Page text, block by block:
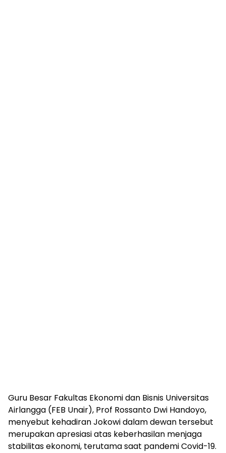
Guru Besar Fakultas Ekonomi dan Bisnis Universitas
Airlangga (FEB Unair), Prof Rossanto Dwi Handoyo,
menyebut kehadiran Jokowi dalam dewan tersebut
merupakan apresiasi atas keberhasilan menjaga
stabilitas ekonomi, terutama saat pandemi Covid-19.